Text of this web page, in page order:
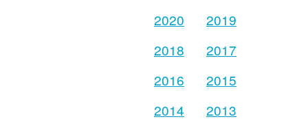
2020
2019
2018
2017
2016
2015
2014
2013